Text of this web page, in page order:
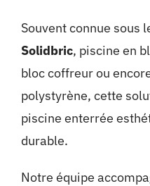
Souvent connue sous
Solidbric, piscine en
bloc coffreur ou
polystyrène, cette
piscine enterrée
durable.
Notre équipe